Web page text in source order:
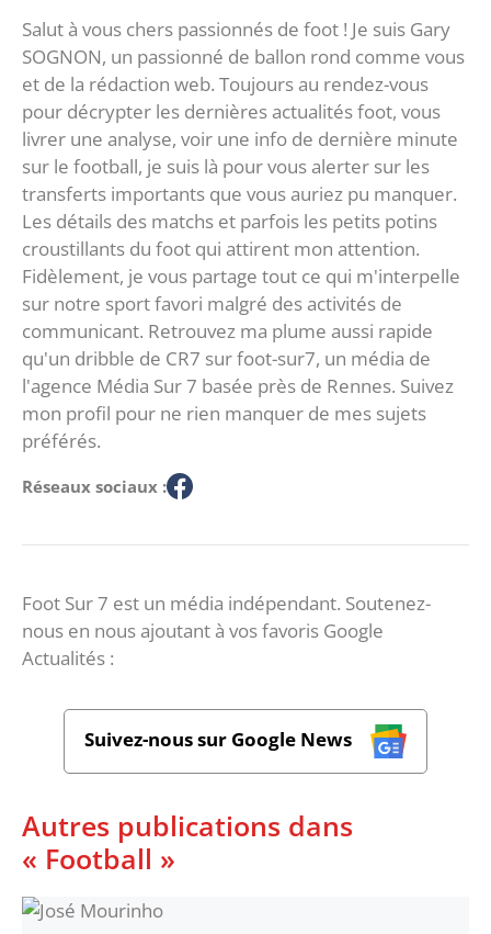
Salut à vous chers passionnés de foot ! Je suis Gary
SOGNON, un passionné de ballon rond comme vous
et de la rédaction web. Toujours au rendez-vous
pour décrypter les dernières actualités foot, vous
livrer une analyse, voir une info de dernière minute
sur le football, je suis là pour vous alerter sur les
transferts importants que vous auriez pu manquer.
Les détails des matchs et parfois les petits potins
croustillants du foot qui attirent mon attention.
Fidèlement, je vous partage tout ce qui m'interpelle
sur notre sport favori malgré des activités de
communicant. Retrouvez ma plume aussi rapide
qu'un dribble de CR7 sur foot-sur7, un média de
l'agence Média Sur 7 basée près de Rennes. Suivez
mon profil pour ne rien manquer de mes sujets
préférés.
Réseaux sociaux :
Foot Sur 7 est un média indépendant. Soutenez-
nous en nous ajoutant à vos favoris Google
Actualités :
Suivez-nous sur Google News
Autres publications dans
« Football »